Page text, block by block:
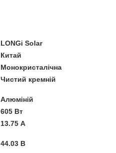
LONGi Solar
Китай
Монокристалічна
Чистий кремній
Алюміній
605 Вт
13.75 А
44.03 В